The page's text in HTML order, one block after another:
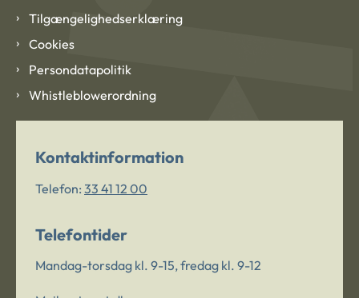
Tilgængelighedserklæring
Cookies
Persondatapolitik
Whistleblowerordning
Kontaktinformation
Telefon: 33 41 12 00
Telefontider
Mandag-torsdag kl. 9-15, fredag kl. 9-12